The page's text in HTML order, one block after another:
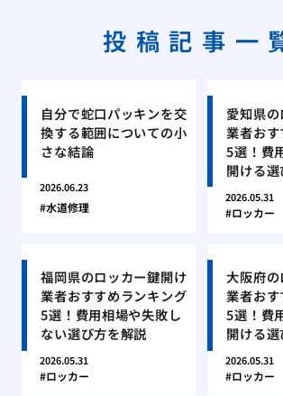
投稿記事一
自分で蛇口パッキンを交
換する範囲についての小
さな結論
2026.06.23
水道修理
愛知県
業者お
5選！費
開ける選
2026.05.31
ロッカー
福岡県のロッカー鍵開け
業者おすすめランキング
5選！費用相場や失敗し
ない選び方を解説
2026.05.31
ロッカー
大阪府
業者お
5選！費
開ける選
2026.05.31
ロッカー